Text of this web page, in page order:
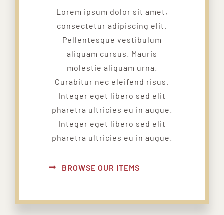
Lorem ipsum dolor sit amet,
consectetur adipiscing elit.
Pellentesque vestibulum
aliquam cursus. Mauris
molestie aliquam urna.
Curabitur nec eleifend risus.
Integer eget libero sed elit
pharetra ultricies eu in augue.
Integer eget libero sed elit
pharetra ultricies eu in augue.
BROWSE OUR ITEMS